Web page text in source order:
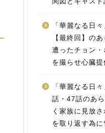
「華麗なる日
【最終回】の
遭ったチョン
を撮らせ心臓
「華麗なる日
話・47話のあ
く家族に見放
を取り返す為に